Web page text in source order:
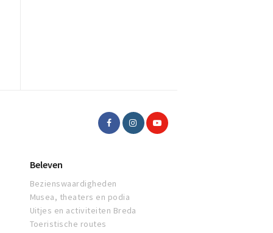
Beleven
Bezienswaardigheden
Musea, theaters en podia
Uitjes en activiteiten Breda
Toeristische routes